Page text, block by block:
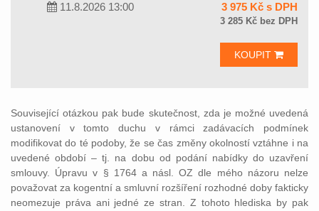
11.8.2026 13:00 3 975 Kč s DPH
3 285 Kč bez DPH
KOUPIT
Související otázkou pak bude skutečnost, zda je možné uvedená
ustanovení v tomto duchu v rámci zadávacích podmínek
modifikovat do té podoby, že se čas změny okolností vztáhne i na
uvedené období – tj. na dobu od podání nabídky do uzavření
smlouvy. Úpravu v § 1764 a násl. OZ dle mého názoru nelze
považovat za kogentní a smluvní rozšíření rozhodné doby fakticky
neomezuje práva ani jedné ze stran. Z tohoto hlediska by pak